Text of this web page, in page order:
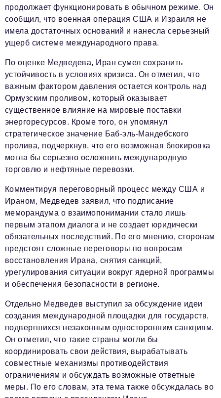
продолжает функционировать в обычном режиме. Он
сообщил, что военная операция США и Израиля не
имела достаточных оснований и нанесла серьезный
ущерб системе международного права.
По оценке Медведева, Иран сумел сохранить
устойчивость в условиях кризиса. Он отметил, что
важным фактором давления остается контроль над
Ормузским проливом, который оказывает
существенное влияние на мировые поставки
энергоресурсов. Кроме того, он упомянул
стратегическое значение Баб-эль-Мандебского
пролива, подчеркнув, что его возможная блокировка
могла бы серьезно осложнить международную
торговлю и нефтяные перевозки.
Комментируя переговорный процесс между США и
Ираном, Медведев заявил, что подписание
меморандума о взаимопонимании стало лишь
первым этапом диалога и не создает юридически
обязательных последствий. По его мнению, сторонам
предстоят сложные переговоры по вопросам
восстановления Ирана, снятия санкций,
урегулирования ситуации вокруг ядерной программы
и обеспечения безопасности в регионе.
Отдельно Медведев выступил за обсуждение идеи
создания международной площадки для государств,
подвергшихся незаконным односторонним санкциям.
Он отметил, что такие страны могли бы
координировать свои действия, вырабатывать
совместные механизмы противодействия
ограничениям и обсуждать возможные ответные
меры. По его словам, эта тема также обсуждалась во